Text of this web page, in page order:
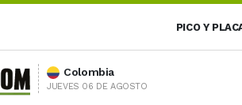
PICO Y
Colombia
JUEVES 06 DE AGOSTO